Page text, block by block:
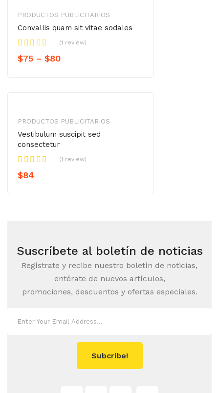
PRODUCTOS PUBLICITARIOS
Convallis quam sit vitae sodales
(1 review)
$75 – $80
PRODUCTOS PUBLICITARIOS
Vestibulum suscipit sed
consectetur
(1 review)
$84
Suscríbete al boletín de noticias
Regístrate y recibe nuestro boletín de noticias,
entérate de nuevos artículos,
promociones, descuentos y ofertas especiales.
Subcribe!